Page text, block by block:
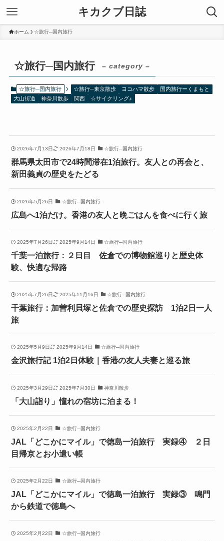
キカクブ日誌
ホーム ☆旅行─国内旅行
☆旅行─国内旅行 – category –
☆旅行─国内旅行 ☆旅行─東京散歩 ヨコハマ散歩
国内旅行ーくまもと
大山街道
神奈川散歩 関西 ☆サイクリング♪
2026年7月13日 2026年7月18日 ☆旅行─国内旅行
群馬県太田市で24時間滞在1泊旅行。友人との再会と、
新田義貞の歴史をたどる
2026年5月26日 ☆旅行─国内旅行
広島へ1泊だけ。香港の友人と晩ごはんを食べに行く旅
2025年7月26日 2025年9月14日 ☆旅行─国内旅行
千葉一泊旅行：２日目 佐倉での博物館巡りと歴史体
験、快適な帰路
2025年7月26日 2025年11月16日 ☆旅行─国内旅行
千葉旅行：加曽利貝塚と佐倉での歴史探訪 1泊2日一人
旅
2025年5月9日 2025年9月14日 ☆旅行─国内旅行
金沢旅行記 1泊2日体験｜香港の友人夫妻と巡る旅
2025年3月29日 2025年7月30日 神奈川散歩
「大山詣り」憧れの宿坊に泊まる！
2025年2月22日 ☆旅行─国内旅行
JAL「どこかにマイル」で徳島一泊旅行 実録④ ２日
目帰京とお小遣い帳
2025年2月22日 ☆旅行─国内旅行
JAL「どこかにマイル」で徳島一泊旅行 実録③ 鳴門
から鉄道で徳島へ
2025年2月22日 ☆旅行─国内旅行